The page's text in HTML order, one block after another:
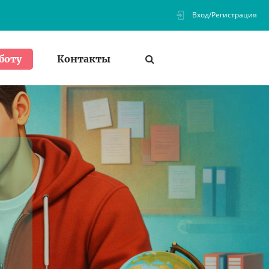
Вход/Регистрация
Контакты